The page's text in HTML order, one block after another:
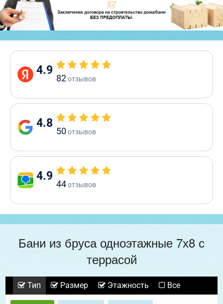
4.9
82отзывов
4.8
50отзывов
4.9
44отзывов
Бани из бруса одноэтажные 7х8 с
террасой
Тип Размер Этажность Все